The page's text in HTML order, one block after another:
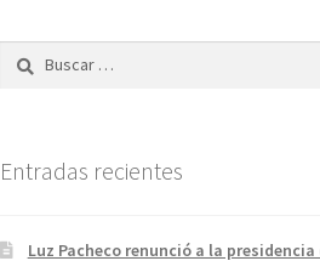
Buscar:
Entradas recientes
Luz Pacheco renunció a la